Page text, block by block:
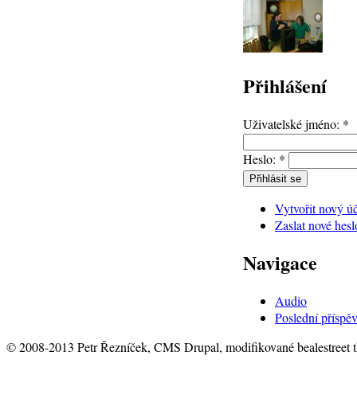
Přihlášení
Uživatelské jméno: *
Heslo: *
Vytvořit nový
Zaslat nové
Navigace
Audio
Poslední
© 2008-2013 Petr Řezníček, CMS Drupal, modifikované bealestreet